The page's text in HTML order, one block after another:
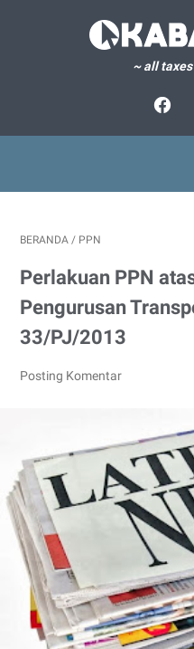
~ all
BERANDA / PPN
Perlakuan PPN
Pengurusan
33/PJ/2013
Posting Komentar